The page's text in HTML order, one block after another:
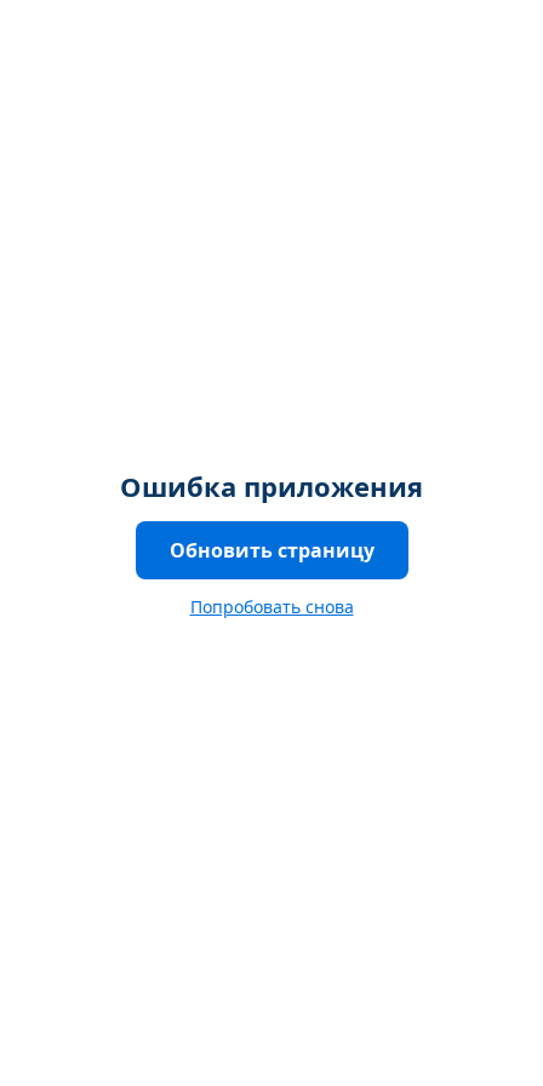
Ошибка приложения
Обновить страницу
Попробовать снова